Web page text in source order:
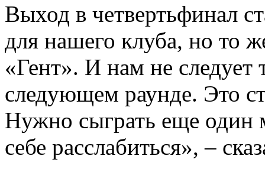
Выход в четвертьфинал
для нашего клуба, но то
«Гент». И нам не следует
следующем раунде. Это
Нужно сыграть еще один
себе расслабиться», –